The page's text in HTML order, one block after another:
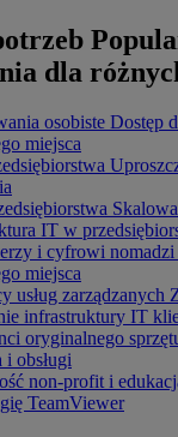
dla
osobiste Dostęp
miejsca
IT w
i cyfrowi nomadzi
miejsca
usług zarządzanych
infrastruktury IT
oryginalnego
i obsługi
non-profit i
TeamViewer